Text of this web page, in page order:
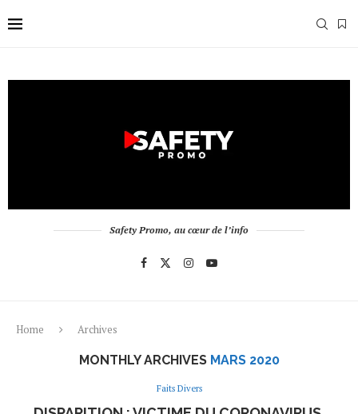
Safety Promo, au cœur de l’info
Home Archives
MONTHLY ARCHIVES MARS 2020
Faits Divers